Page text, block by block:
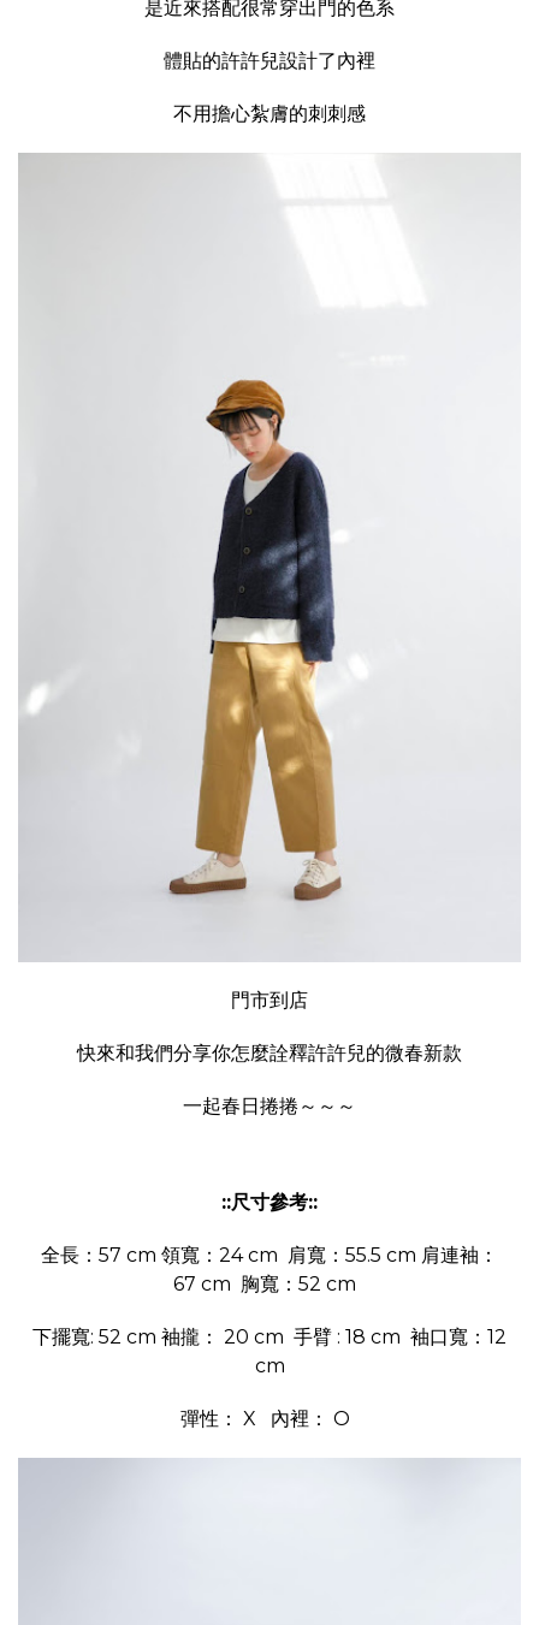
是近來搭配很常穿出門的色系
體貼的許許兒設計了內裡
不用擔心紮膚的刺刺感
門市到店
快來和我們分享你怎麼詮釋許許兒的微春新款
一起春日捲捲～～～
::尺寸參考::
全長：57 cm 領寬：24 cm 肩寬：55.5 cm 肩連袖：
67 cm 胸寬：52 cm
下擺寬: 52 cm 袖攏： 20 cm 手臂 : 18 cm 袖口寬：12
cm
彈性： X 內裡： O